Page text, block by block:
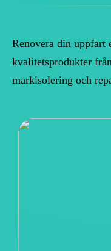
Renovera din uppfart
kvalitetsprodukter
markisolering och